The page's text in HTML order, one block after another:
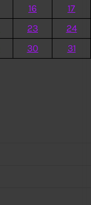
16
17
23
24
30 31